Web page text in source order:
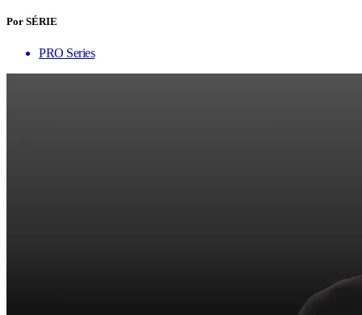
Por SÉRIE
PRO Series